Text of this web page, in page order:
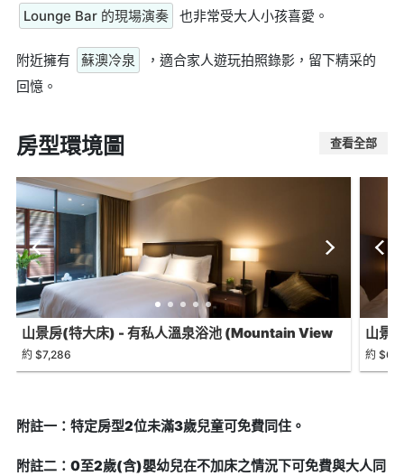
Lounge Bar 的現場演奏
也非常受大人小孩喜愛。
附近擁有 蘇澳冷泉
，適合家人遊玩拍照錄影，留下精采的
回憶。
房型環境圖 查看全部
山景房(特大床) - 有私人溫泉浴池 (Mountain View
King Room with Private Hot Spring Bathtub)
約 $7,286
山景
約
附註一：特定房型2位未滿3歲兒童可免費同住。
附註二：0至2歲(含)嬰幼兒在不加床之情況下可免費與大人同